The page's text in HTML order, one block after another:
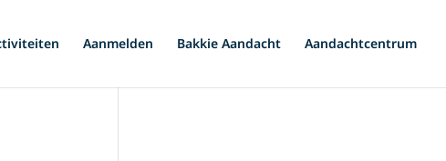
Aanmelden Bakkie Aandacht Aandachtcentrum